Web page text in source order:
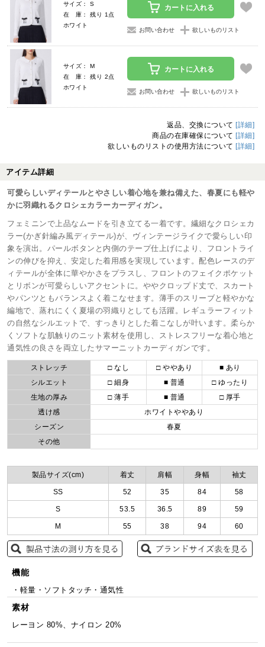
サイズ： S
在 庫： 残り 1点
ホワイト
カートに入れる
お問い合わせ 欲しいものリスト
サイズ： M
在 庫： 残り 2点
ホワイト
カートに入れる
お問い合わせ 欲しいものリスト
返品、交換について [詳細]
商品の在庫確保について [詳細]
欲しいものリストの使用方法について [詳細]
アイテム詳細
可愛らしいディテールとやさしい着心地を兼ね備えた、春夏にも軽や
かに羽織れるクロシェカラーカーディガン。
フェミニンで上品なムードを引き立てる一着です。繊細なクロシェカ
ラー(かぎ針編み風ディテール)が、ヴィンテージライクで愛らしい印
象を演出。パールボタンと内側のテープ仕上げにより、フロントライ
ンの伸びを抑え、安定した着用感を実現しています。配色レースのデ
ィテールが全体に華やかさをプラスし、フロントのフェイクポケット
とリボンが可愛らしいアクセントに。ややクロップド丈で、スカート
やパンツともバランスよく着こなせます。薄手のスリーブと軽やかな
編地で、蒸れにくく夏場の羽織りとしても活躍。レギュラーフィット
の自然なシルエットで、すっきりとした着こなしが叶います。柔らか
くソフトな肌触りのニット素材を使用し、ストレスフリーな着心地と
通気性の良さを両立したサマーニットカーディガンです。
ストレッチ □ なし □ ややあり
■ あり
シルエット
□ 細身 ■ 普通
□ ゆったり
生地の厚み
□ 薄手 ■ 普通
□ 厚手
透け感
ホワイトややあり
シーズン
春夏
その他
製品サイズ(cm) 着丈 肩幅 身幅 袖丈
SS 52 35 84 58
S 53.5 36.5 89 59
M 55 38 94 60
機能
・軽量・ソフトタッチ・通気性
素材
レーヨン 80%、ナイロン 20%